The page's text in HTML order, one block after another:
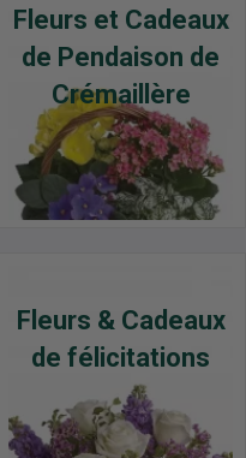
Fleurs et Cadeaux
de Pendaison de
Crémaillère
Fleurs & Cadeaux
de félicitations